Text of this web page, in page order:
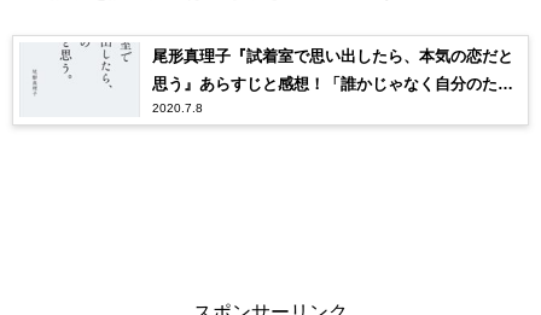
尾形真理子『試着室で思い出したら、本気の恋だと
思う』あらすじと感想！「誰かじゃなく自分のため
の服」
2020.7.8